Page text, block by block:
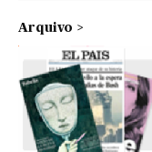
Arquivo